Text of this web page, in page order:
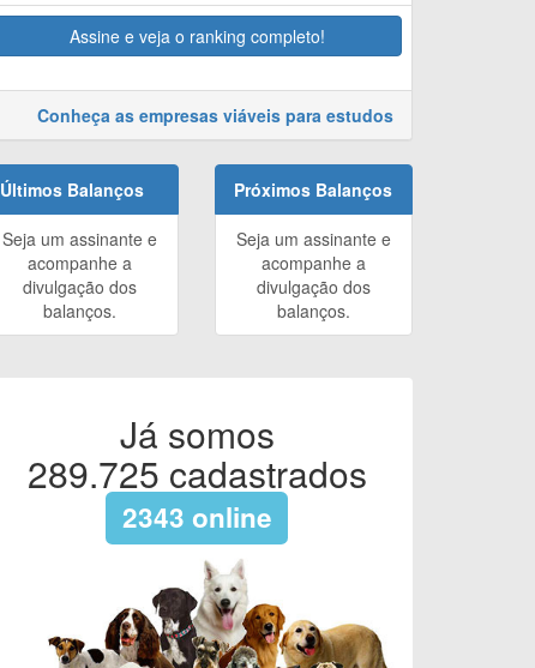
Assine e veja o ranking completo!
Conheça as empresas viáveis para estudos
Últimos Balanços
Seja um assinante e
acompanhe a
divulgação dos
balanços.
Próximos Balanços
Seja um assinante e
acompanhe a
divulgação dos
balanços.
Já somos
289.725 cadastrados
2343 online